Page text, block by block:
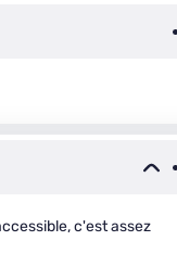
c'est assez